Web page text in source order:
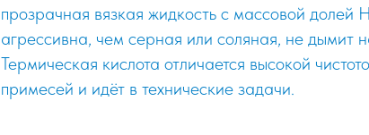
прозрачная вязкая жидкость с массовой
агрессивна, чем серная или соляная, не дымит
Термическая кислота отличается высокой
примесей и идёт в технические задачи.